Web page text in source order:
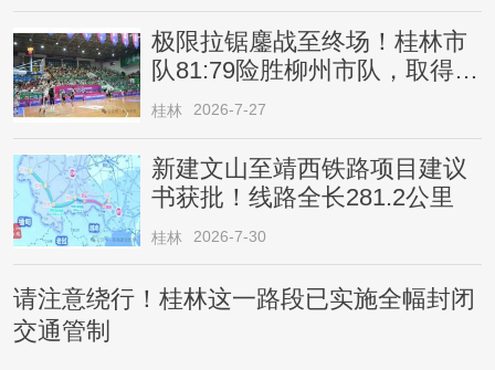
极限拉锯鏖战至终场！桂林市
队81:79险胜柳州市队，取得四
连胜
桂林 2026-7-27
新建文山至靖西铁路项目建议
书获批！线路全长281.2公里
桂林 2026-7-30
请注意绕行！桂林这一路段已实施全幅封闭
交通管制